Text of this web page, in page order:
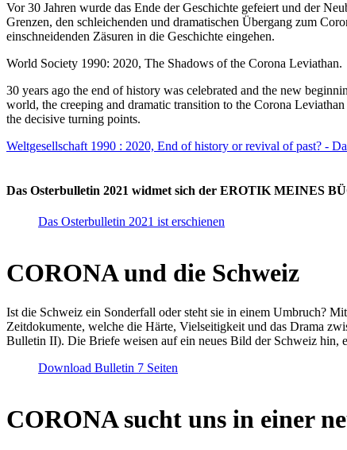
Vor 30 Jahren wurde das Ende der Geschichte gefeiert und der
Grenzen, den schleichenden und dramatischen Übergang zum
einschneidenden Zäsuren in die Geschichte eingehen.
World Society 1990: 2020, The Shadows of the Corona Leviathan.
30 years ago the end of history was celebrated and the new
world, the creeping and dramatic transition to the Corona
the decisive turning points.
Weltgesellschaft 1990 : 2020, End of history or revival of past? -
Das Osterbulletin 2021 widmet sich der EROTIK MEINES
Das Osterbulletin 2021 ist erschienen
CORONA und die Schweiz
Ist die Schweiz ein Sonderfall oder steht sie in einem Umbruch?
Zeitdokumente, welche die Härte, Vielseitigkeit und das Drama
Bulletin II). Die Briefe weisen auf ein neues Bild der Schweiz hin,
Download Bulletin 7 Seiten
CORONA sucht uns in einer